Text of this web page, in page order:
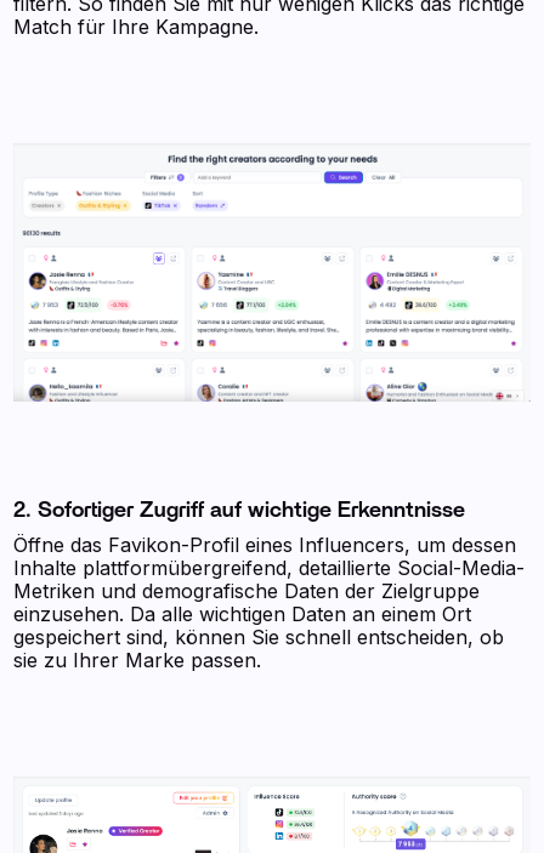
Match für Ihre Kampagne.
2. Sofortiger Zugriff auf wichtige Erkenntnisse
Öffne das Favikon-Profil eines Influencers, um dessen
Inhalte plattformübergreifend, detaillierte Social-Media-
Metriken und demografische Daten der Zielgruppe
einzusehen. Da alle wichtigen Daten an einem Ort
gespeichert sind, können Sie schnell entscheiden, ob
sie zu Ihrer Marke passen.